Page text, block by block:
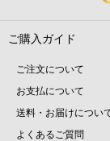
ご購入ガイド
ご注文について
お支払について
送料・お届けについ
よくあるご質問